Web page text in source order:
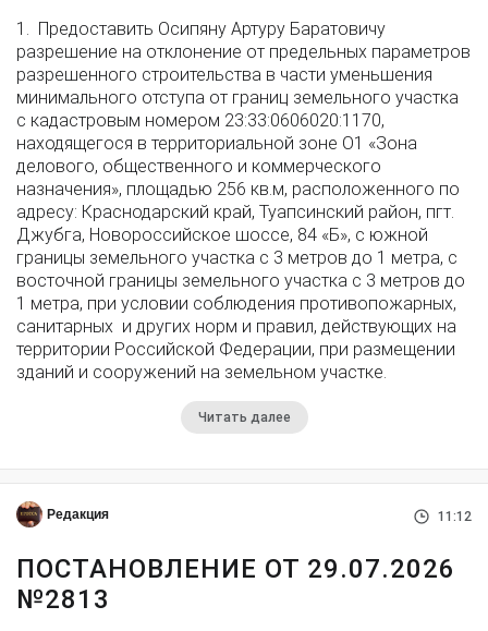
1. Предоставить Осипяну Артуру Баратовичу
разрешение на отклонение от предельных параметров
разрешенного строительства в части уменьшения
минимального отступа от границ земельного участка
с кадастровым номером 23:33:0606020:1170,
находящегося в территориальной зоне О1 «Зона
делового, общественного и коммерческого
назначения», площадью 256 кв.м, расположенного по
адресу: Краснодарский край, Туапсинский район, пгт.
Джубга, Новороссийское шоссе, 84 «Б», с южной
границы земельного участка с 3 метров до 1 метра, с
восточной границы земельного участка с 3 метров до
1 метра, при условии соблюдения противопожарных,
санитарных и других норм и правил, действующих на
территории Российской Федерации, при размещении
зданий и сооружений на земельном участке.
Читать далее
Редакция 11:12
ПОСТАНОВЛЕНИЕ ОТ 29.07.2026
№2813